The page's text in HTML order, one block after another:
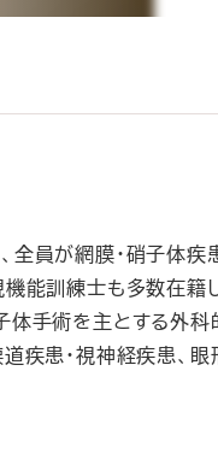
全員が網膜・硝子体
能訓練士も多数在籍
体手術を主とする外
患・視神経疾患、眼